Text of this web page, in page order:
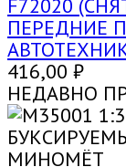
F72020
ПЕРЕДНИЕ
416,00 ₽
НЕДАВНО